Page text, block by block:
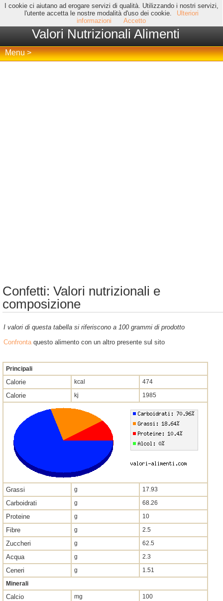
I cookie ci aiutano ad erogare servizi di qualità. Utilizzando i nostri servizi,
l'utente accetta le nostre modalità d'uso dei cookie.
Ulteriori
informazioni
Accetto
Valori Nutrizionali Alimenti
Menu >
Confetti: Valori nutrizionali e
composizione
I valori di questa tabella si riferiscono a 100 grammi di prodotto
Confrontaquesto alimento con un altro presente sul sito
Principali
Calorie kcal 474
Calorie kj 1985
Grassi g 17.93
Carboidrati g 68.26
Proteine g 10
Fibre g 2.5
Zuccheri g 62.5
Acqua g 2.3
Ceneri g
1.51
Minerali
Calcio mg 100